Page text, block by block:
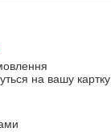
на вашу картку